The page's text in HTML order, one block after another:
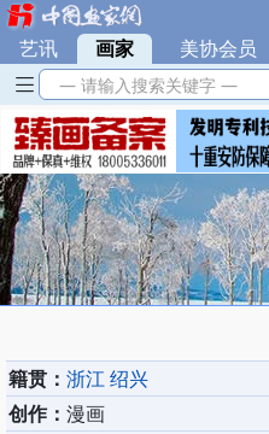
艺讯 | 画家 美协会员
— 请输入搜索关键字 —
籍贯： 浙江 绍兴
创作： 漫画